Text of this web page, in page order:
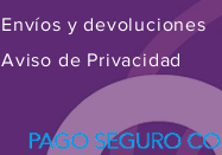
Envíos y devoluciones
Aviso de Privacidad